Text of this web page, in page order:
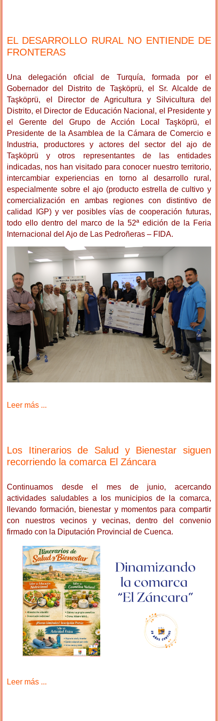
EL DESARROLLO RURAL NO ENTIENDE DE
FRONTERAS
Una delegación oficial de Turquía, formada por el
Gobernador del Distrito de Taşköprü, el Sr. Alcalde de
Taşköprü, el Director de Agricultura y Silvicultura del
Distrito, el Director de Educación Nacional, el Presidente y
el Gerente del Grupo de Acción Local Taşköprü, el
Presidente de la Asamblea de la Cámara de Comercio e
Industria, productores y actores del sector del ajo de
Taşköprü y otros representantes de las entidades
indicadas, nos han visitado para conocer nuestro territorio,
intercambiar experiencias en torno al desarrollo rural,
especialmente sobre el ajo (producto estrella de cultivo y
comercialización en ambas regiones con distintivo de
calidad IGP) y ver posibles vías de cooperación futuras,
todo ello dentro del marco de la 52ª edición de la Feria
Internacional del Ajo de Las Pedroñeras – FIDA.
Leer más ...
Los Itinerarios de Salud y Bienestar siguen
recorriendo la comarca El Záncara
Continuamos desde el mes de junio, acercando
actividades saludables a los municipios de la comarca,
llevando formación, bienestar y momentos para compartir
con nuestros vecinos y vecinas, dentro del convenio
firmado con la Diputación Provincial de Cuenca.
Leer más ...